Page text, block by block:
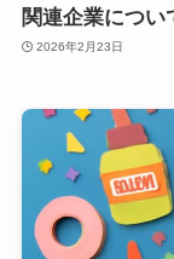
関連企業につい
2026年2月23日